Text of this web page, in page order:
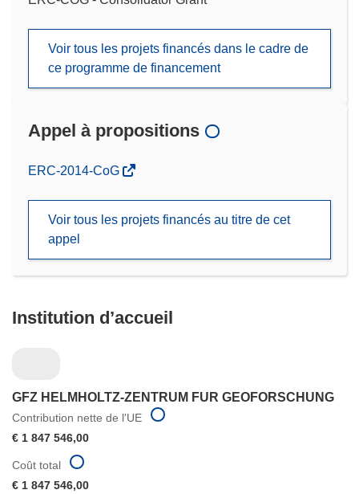
Voir tous les projets financés dans le cadre de
ce programme de financement
Appel à propositions
(s’ouvre
nouvelle
fenêtre)
ERC-2014-CoG
Voir tous les projets financés au titre de cet
appel
Institution d’accueil
GFZ HELMHOLTZ-ZENTRUM FUR GEOFORSCHUNG
Contribution nette de l'UE
€ 1 847 546,00
Coût total
€ 1 847 546,00